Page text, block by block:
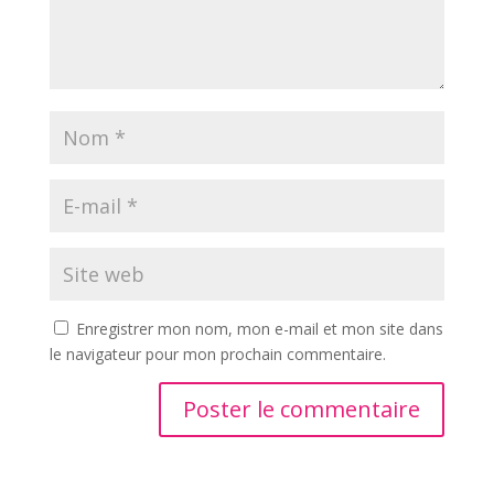
Enregistrer mon nom, mon e-mail et mon site dans
le navigateur pour mon prochain commentaire.